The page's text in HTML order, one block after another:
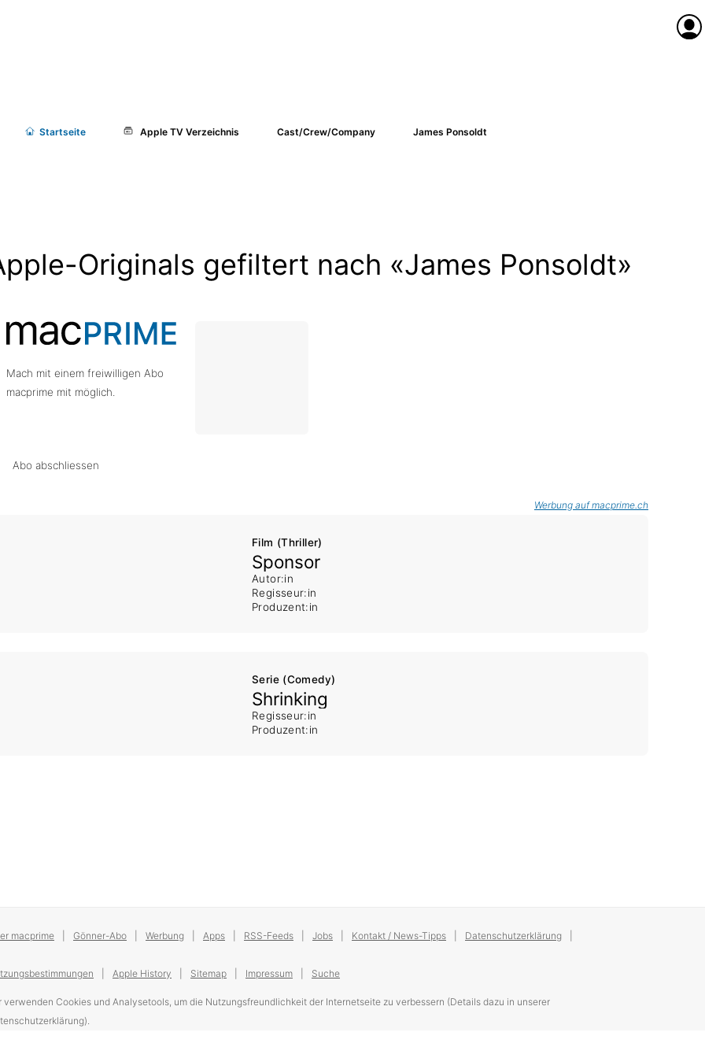
Startseite Apple TV Verzeichnis Cast/Crew/Company James Ponsoldt
Originals gefiltert nach «James Ponsoldt»
Mach mit einem freiwilligen Abo
macprime mit möglich.
Abo abschliessen
Werbung auf macprime.ch
Film (Thriller)
Sponsor
Autor:in
Regisseur:in
Produzent:in
Serie (Comedy)
Shrinking
Regisseur:in
Produzent:in
macprime Gönner-Abo Werbung Apps RSS-Feeds Jobs Kontakt / News-Tipps Datenschutzerklärung
Apple History Sitemap Impressum Suche
verwenden Cookies und Analysetools, um die Nutzungsfreundlichkeit der Internetseite zu verbessern (Details dazu in unserer